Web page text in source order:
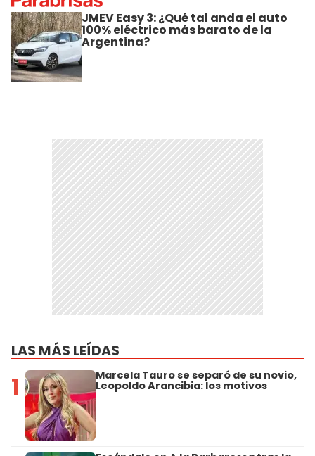
JMEV Easy 3: ¿Qué tal anda el auto
100% eléctrico más barato de la
Argentina?
LAS MÁS LEÍDAS
1 Marcela Tauro se separó de su novio,
Leopoldo Arancibia: los motivos